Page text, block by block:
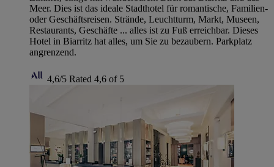
Meer. Dies ist das ideale Stadthotel für romantische, Familien-
oder Geschäftsreisen. Strände, Leuchtturm, Markt, Museen,
Restaurants, Geschäfte ... alles ist zu Fuß erreichbar. Dieses
Hotel in Biarritz hat alles, um Sie zu bezaubern. Parkplatz
angrenzend.
4,6/5 Rated 4,6 of 5